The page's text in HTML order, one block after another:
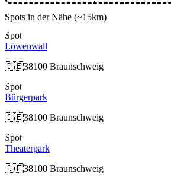
Spots in der Nähe (~15km)
Spot
Löwenwall
🇩🇪38100 Braunschweig
Spot
Bürgerpark
🇩🇪38100 Braunschweig
Spot
Theaterpark
🇩🇪38100 Braunschweig